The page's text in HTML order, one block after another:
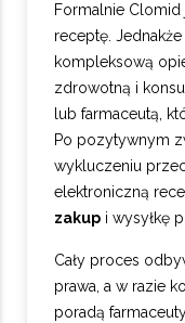
Formalnie
receptę.
kompleksową
zdrowotną i
lub farmaceutą,
Po pozytywnym
wykluczeniu
elektroniczną
zakup i wysyłkę
Cały proces
prawa, a w razie
poradą